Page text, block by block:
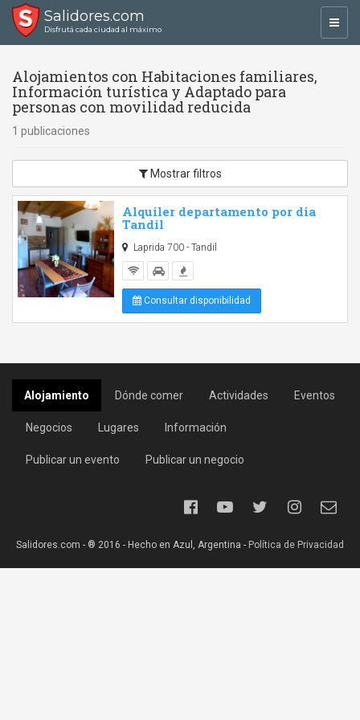
Salidores.com
Disfrutá cada ciudad al máximo
Alojamientos con Habitaciones familiares,
Información turística y Adaptado para
personas con movilidad reducida
1 publicaciones
Mostrar filtros
Alquiler departamento por dia
Tandil
Laprida 700 - Tandil
Consultar disponibilidad
Alojamiento Dónde comer Actividades Eventos
Negocios Lugares Información
Publicar un evento Publicar un negocio
Salidores.com - ® 2016 - Hecho en Azul, Argentina - Política de Privacidad